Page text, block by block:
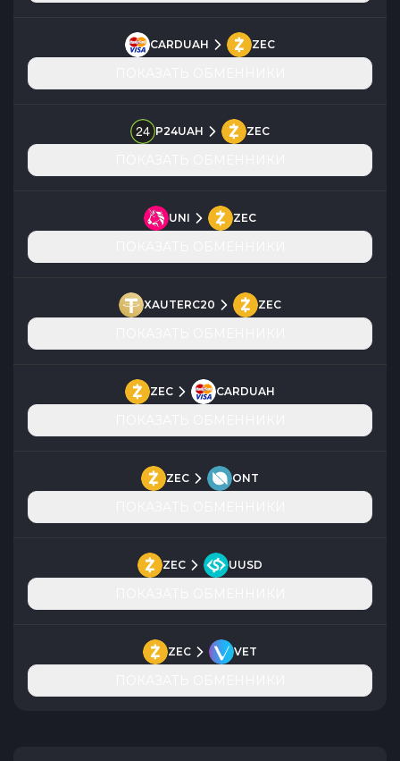
CARDUAH ZEC
P24UAH ZEC
UNI ZEC
XAUTERC20 ZEC
ZEC CARDUAH
ZEC ONT
ZEC UUSD
ZEC VET